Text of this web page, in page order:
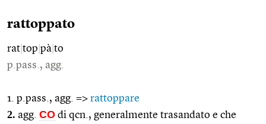
rattoppato
rat top pà to
p.pass., agg.
1. p.pass., agg. => rattoppare
2. agg. CO di qcn., generalmente trasandato e che